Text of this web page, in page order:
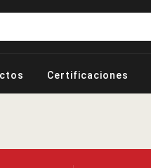
Certificaciones